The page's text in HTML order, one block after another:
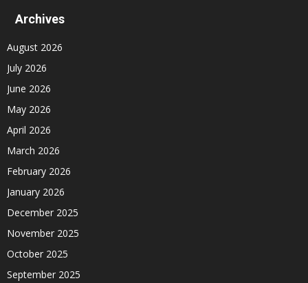
Archives
August 2026
July 2026
June 2026
May 2026
April 2026
March 2026
February 2026
January 2026
December 2025
November 2025
October 2025
September 2025